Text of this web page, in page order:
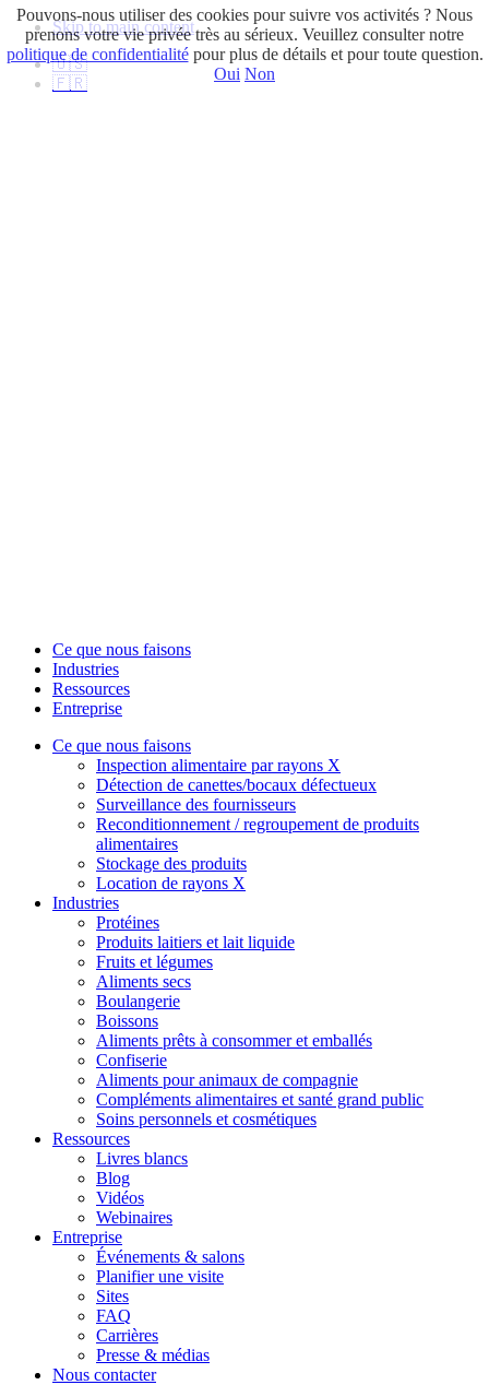
Skip to main content
🇺🇸
🇫🇷
Ce que nous faisons
Industries
Ressources
Entreprise
Ce que nous faisons
Inspection alimentaire par rayons X
Détection de canettes/bocaux défectueux
Surveillance des fournisseurs
Reconditionnement / regroupement de produits
alimentaires
Stockage des produits
Location de rayons X
Industries
Protéines
Produits laitiers et lait liquide
Fruits et légumes
Aliments secs
Boulangerie
Boissons
Aliments prêts à consommer et emballés
Confiserie
Aliments pour animaux de compagnie
Compléments alimentaires et santé grand public
Soins personnels et cosmétiques
Ressources
Livres blancs
Blog
Vidéos
Webinaires
Entreprise
Événements & salons
Planifier une visite
Sites
FAQ
Carrières
Presse & médias
Nous contacter
Pouvons-nous utiliser des cookies pour suivre vos activités ? Nous
prenons votre vie privée très au sérieux. Veuillez consulter notre
politique de confidentialitépour plus de détails et pour toute question.
Oui Non